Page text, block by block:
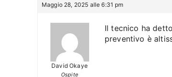
Maggio 28, 2025 alle 6:31 pm
David Okaye
Ospite
Il tecnico ha
preventivo è